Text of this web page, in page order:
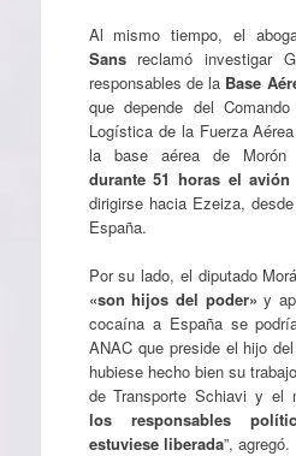
Al mismo tiempo, el
Sansreclamó investigar
responsables de la Base
que depende del
Logística de la Fuerza
la base aérea de
durante 51 horas el avión
dirigirse hacia Ezeiza,
España.
Por su lado, el diputado
«son hijos del poder»y
cocaína a España se
ANAC que preside el hijo
hubiese hecho bien su
de Transporte Schiavi y
los responsables
estuviese liberada”, agregó.